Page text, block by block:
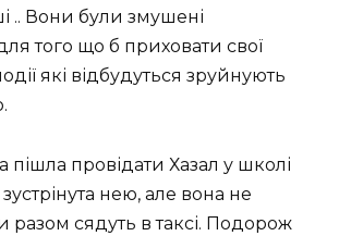
.. Вони були змушені
того що б приховати свої
які відбудуться зруйнують
пішла провідати Хазал у школі
нею, але вона не
разом сядуть в таксі. Подорож